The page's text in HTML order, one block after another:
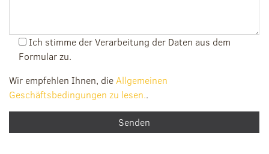
Ich stimme der Verarbeitung der Daten aus dem
Formular zu.
Wir empfehlen Ihnen, dieAllgemeinen
Geschäftsbedingungen zu lesen..